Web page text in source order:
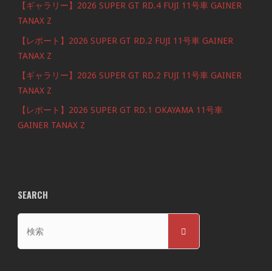
【ギャラリー】2026 SUPER GT RD.4 FUJI 11号車 GAINER
TANAX Z
【レポート】2026 SUPER GT RD.2 FUJI 11号車 GAINER
TANAX Z
【ギャラリー】2026 SUPER GT RD.2 FUJI 11号車 GAINER
TANAX Z
【レポート】2026 SUPER GT RD.1 OKAYAMA 11号車
GAINER TANAX Z
SEARCH
対
検